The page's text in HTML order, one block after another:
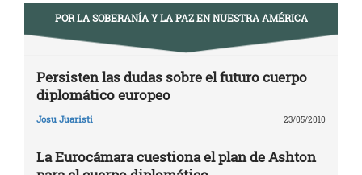
POR LA SOBERANÍA Y LA PAZ EN NUESTRA AMÉRICA
Persisten las dudas sobre el futuro cuerpo
diplomático europeo
Josu Juaristi 23/05/2010
La Eurocámara cuestiona el plan de Ashton